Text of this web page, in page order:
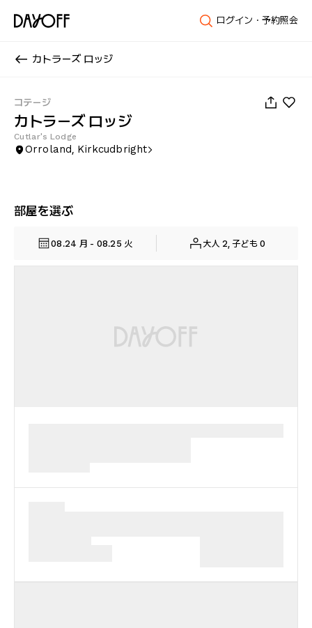
ログイン・予約照会
カトラーズ ロッジ
コテージ
カトラーズ ロッジ
Cutlar's Lodge
Orroland, Kirkcudbright
部屋を選ぶ
08.24 月 - 08.25 火 大人 2, 子ども 0